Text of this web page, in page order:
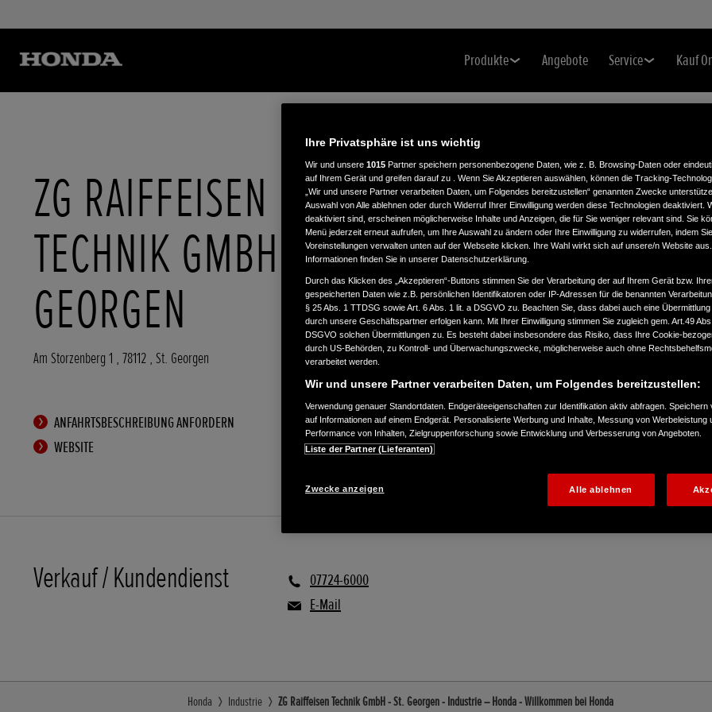
Produkte Angebote Service Kauf
ZG RAIFFEISEN
TECHNIK GMBH - ST.
GEORGEN
Am Storzenberg 1 , 78112 , St. Georgen
ANFAHRTSBESCHREIBUNG ANFORDERN
WEBSITE
Verkauf / Kundendienst
07724-6000
E-Mail
Honda Industrie ZG Raiffeisen Technik GmbH - St. Georgen - Industrie – Honda - Willkommen bei Honda
Ihre Privatsphäre ist uns wichtig
Wir und unsere 1015 Partner speichern personenbezogene Daten, wie z. B. Browsing-Daten oder
auf Ihrem Gerät und greifen darauf zu . Wenn Sie Akzeptieren auswählen, können die Tracking-
„Wir und unsere Partner verarbeiten Daten, um Folgendes bereitzustellen“ genannten Zwecke
Auswahl von Alle ablehnen oder durch Widerruf Ihrer Einwilligung werden diese Technologien deaktiviert.
deaktiviert sind, erscheinen möglicherweise Inhalte und Anzeigen, die für Sie weniger relevant sind. Sie
Menü jederzeit erneut aufrufen, um Ihre Auswahl zu ändern oder Ihre Einwilligung zu widerrufen, indem
Voreinstellungen verwalten unten auf der Webseite klicken. Ihre Wahl wirkt sich auf unsere/n Website
Informationen finden Sie in unserer Datenschutzerklärung.
Durch das Klicken des „Akzeptieren“-Buttons stimmen Sie der Verarbeitung der auf Ihrem Gerät bzw.
gespeicherten Daten wie z.B. persönlichen Identifikatoren oder IP-Adressen für die benannten
§ 25 Abs. 1 TTDSG sowie Art. 6 Abs. 1 lit. a DSGVO zu. Beachten Sie, dass dabei auch eine Übermittlung
durch unsere Geschäftspartner erfolgen kann. Mit Ihrer Einwilligung stimmen Sie zugleich gem. Art.49
DSGVO solchen Übermittlungen zu. Es besteht dabei insbesondere das Risiko, dass Ihre Cookie-
durch US-Behörden, zu Kontroll- und Überwachungszwecke, möglicherweise auch ohne
verarbeitet werden.
Wir und unsere Partner verarbeiten Daten, um Folgendes bereitzustellen:
Verwendung genauer Standortdaten. Endgeräteeigenschaften zur Identifikation aktiv abfragen. Speichern
auf Informationen auf einem Endgerät. Personalisierte Werbung und Inhalte, Messung von Werbeleistung
Performance von Inhalten, Zielgruppenforschung sowie Entwicklung und Verbesserung von Angeboten.
Liste der Partner (Lieferanten)
Zwecke anzeigen Alle ablehnen